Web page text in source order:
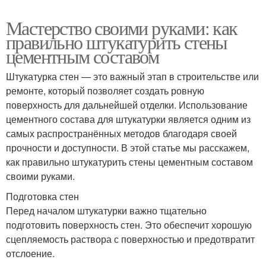
Мастерство своими руками: как
правильно штукатурить стены
цементным составом
Штукатурка стен — это важный этап в строительстве или
ремонте, который позволяет создать ровную
поверхность для дальнейшей отделки. Использование
цементного состава для штукатурки является одним из
самых распространённых методов благодаря своей
прочности и доступности. В этой статье мы расскажем,
как правильно штукатурить стены цементным составом
своими руками.
Подготовка стен
Перед началом штукатурки важно тщательно
подготовить поверхность стен. Это обеспечит хорошую
сцепляемость раствора с поверхностью и предотвратит
отслоение.